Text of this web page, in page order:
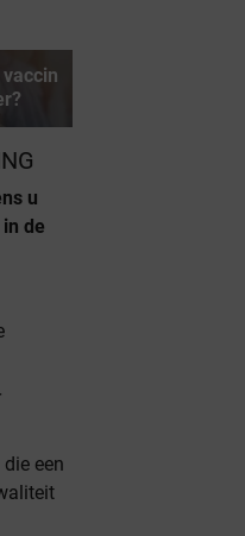
u
de
een